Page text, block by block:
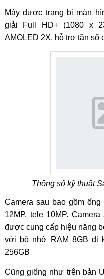
Máy được trang bị màn
giải Full HD+ (1080 x
AMOLED 2X, hỗ trợ tần số
Thông số kỹ thuật
Camera sau bao gồm ống
12MP, tele 10MP.
được cung cấp hiệu năng
với bộ nhớ RAM 8GB đi
256GB
Cũng giống như trên bản